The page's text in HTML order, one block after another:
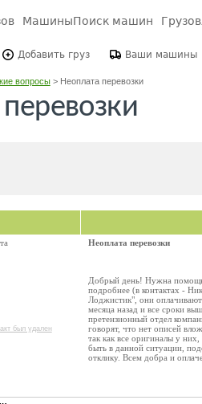
МашиныПоиск машин
Добавить груз Ваши машины
вопросы> Неоплата перевозки
был удален
Неоплата перевозки
Добрый день! Нужна помощь
подробнее (в контактах -
Лоджистик", они
месяца назад и все сроки
претензионный отдел
говорят, что нет описей
так как все оригиналы у
быть в данной ситуации,
отклику. Всем добра и